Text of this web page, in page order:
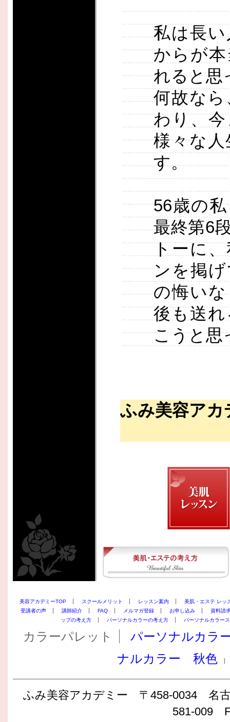
私は長
からが
れると思
何故な
わり、
様々な
す。
56歳の
最終第6
トーに
ンを掲
の悔い
後も送
こうと思
ふみ美容アカ
美容アカデミーTOP スクールメリット レッスン案内
美肌・エステ レッ
受講者の声
講師紹介 FAQ メルマガ登録 お申し込み
資料請
ップの考え方
パーソナルカラーの考え方 パーソナルカラー
カラーパレット
パーソナルカラ
ナルカラー 秋色
ふみ美容アカデミー 〒458-0034 名
581-009